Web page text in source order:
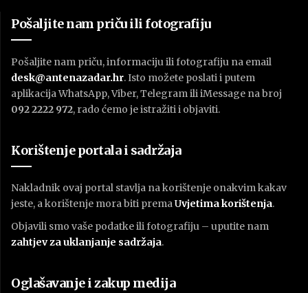
Pošaljite nam priču ili fotografiju
Pošaljite nam priču, informaciju ili fotografiju na email
desk@antenazadar.hr. Isto možete poslati i putem
aplikacija WhatsApp, Viber, Telegram ili iMessage na broj
092 2222 972, rado ćemo je istražiti i objaviti.
Korištenje portala i sadržaja
Nakladnik ovaj portal stavlja na korištenje onakvim kakav
jeste, a korištenje mora biti premaUvjetima korištenja.
Objavili smo vaše podatke ili fotografiju – uputite nam
zahtjev za uklanjanje sadržaja.
Oglašavanje i zakup medija